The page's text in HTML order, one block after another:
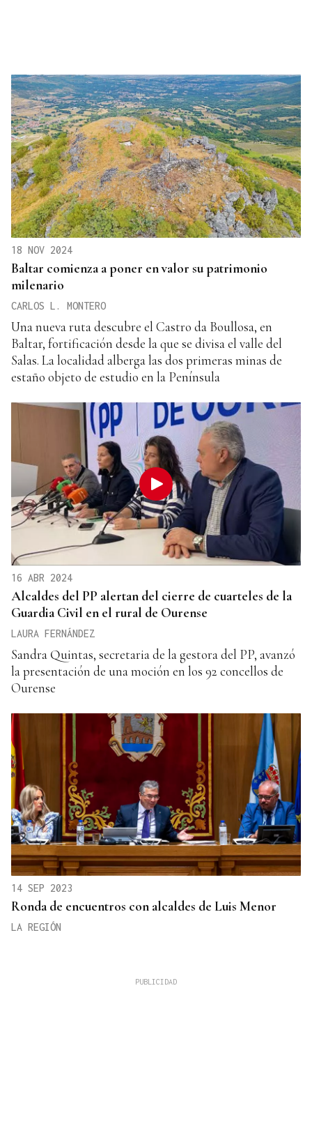
18 NOV 2024
Baltar comienza a poner en valor su patrimonio
milenario
CARLOS L. MONTERO
Una nueva ruta descubre el Castro da Boullosa, en
Baltar, fortificación desde la que se divisa el valle del
Salas. La localidad alberga las dos primeras minas de
estaño objeto de estudio en la Península
16 ABR 2024
Alcaldes del PP alertan del cierre de cuarteles de la
Guardia Civil en el rural de Ourense
LAURA FERNÁNDEZ
Sandra Quintas, secretaria de la gestora del PP, avanzó
la presentación de una moción en los 92 concellos de
Ourense
14 SEP 2023
Ronda de encuentros con alcaldes de Luis Menor
LA REGIÓN